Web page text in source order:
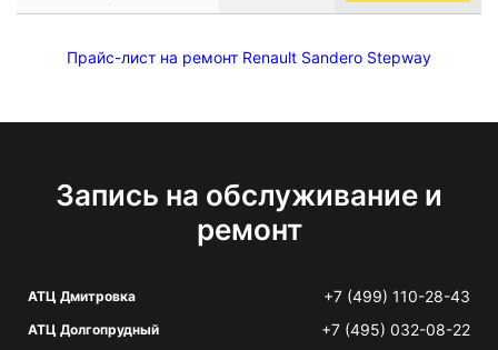
Прайс-лист на ремонт Renault Sandero Stepway
Запись на обслуживание и
ремонт
АТЦ Дмитровка +7 (499) 110-28-43
АТЦ Долгопрудный +7 (495) 032-08-22